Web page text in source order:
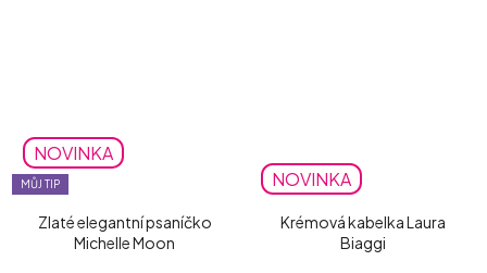
NOVINKA
MŮJ TIP
Zlaté elegantní psaníčko
Michelle Moon
NOVINKA
Krémová kabelka Laura
Biaggi